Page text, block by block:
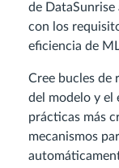
de DataSunrise
con los
eficiencia de
Cree bucles de
del modelo y el
prácticas más
mecanismos